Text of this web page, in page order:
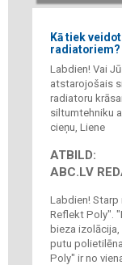
Kā tiek
radiatoriem?
Labdien! Vai
atstarojošais
radiatoru
siltumtehniku
cieņu, Liene
ATBILD:
ABC.LV
Labdien! Starp
Reflekt Poly".
bieza
putu
Poly" ir no